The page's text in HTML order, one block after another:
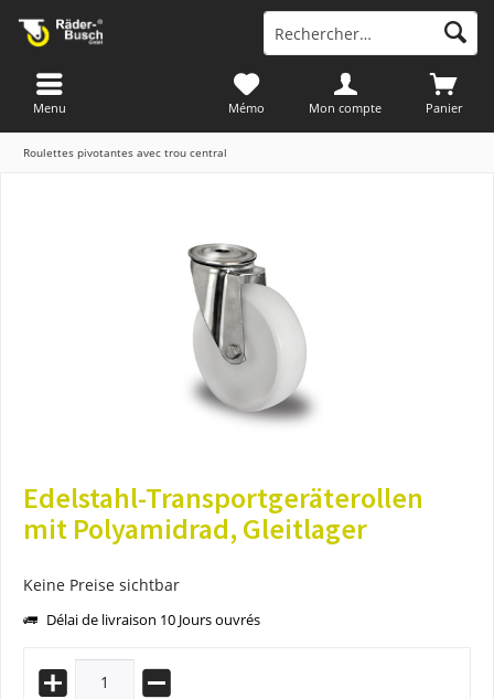
Panier
Mémo Mon compte
Menu
Roulettes pivotantes avec trou central
Edelstahl-Transportgeräterollen
mit Polyamidrad, Gleitlager
Keine Preise sichtbar
Délai de livraison 10 Jours ouvrés